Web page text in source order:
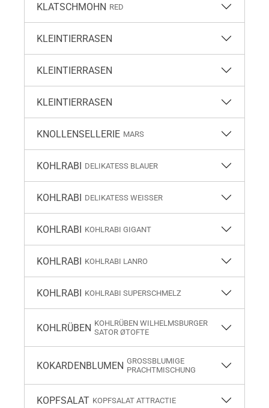
KLATSCHMOHN RED
KLEINTIERRASEN
KLEINTIERRASEN
KLEINTIERRASEN
KNOLLENSELLERIE MARS
KOHLRABI DELIKATESS BLAUER
KOHLRABI DELIKATESS WEISSER
KOHLRABI KOHLRABI GIGANT
KOHLRABI KOHLRABI LANRO
KOHLRABI KOHLRABI SUPERSCHMELZ
KOHLRÜBEN KOHLRÜBEN WILHELMSBURGER
SATOR ØTOFTE
KOKARDENBLUMEN GROSSBLUMIGE P
RACHTMISCHUNG
KOPFSALAT KOPFSALAT ATTRACTIE